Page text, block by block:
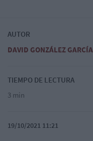
AUTOR
DAVID GONZÁLEZ GARCÍA
TIEMPO DE LECTURA
3 min
19/10/2021 11:21